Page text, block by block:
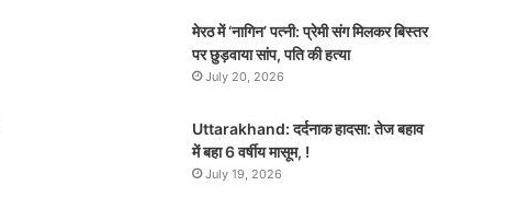
मेरठ में ‘नागिन’ पत्नी: प्रेमी संग मिलकर बिस्तर
पर छुड़वाया सांप, पति की हत्या
July 20, 2026
Uttarakhand: दर्दनाक हादसा: तेज बहाव
में बहा 6 वर्षीय मासूम, !
July 19, 2026